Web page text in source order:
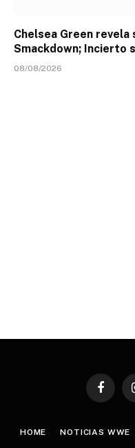
Chelsea Green revela
Smackdown; Incierto
08/08/2026
HOME NOTICIAS WWE